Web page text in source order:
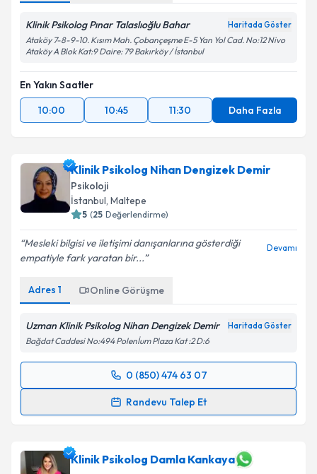
Klinik Psikolog Pınar Talaslıoğlu Bahar Haritada Göster
Ataköy 7-8-9-10. Kısım Mah. Çobançeşme E-5 Yan Yol Cad. No:12 Nivo
Ataköy A Blok Kat:9 Daire: 79 Bakırköy / İstanbul
En Yakın Saatler
10:00
10:45 11:30 Daha Fazla
Klinik Psikolog Nihan Dengizek Demir
Psikoloji
İstanbul, Maltepe
5 (25 Değerlendirme)
Mesleki bilgisi ve iletişimi danışanlarına gösterdiği
empatiyle fark yaratan bir...
Devamı
Adres 1 Online Görüşme
Uzman Klinik Psikolog Nihan Dengizek Demir Haritada Göster
Bağdat Caddesi No:494 Polenİum Plaza Kat :2 D:6
0 (850) 474 63 07
Randevu Talep Et
Randevu Takvimi Talebi
randevu almanız için bir takvim hazırlandığında e-
posta ile bilgilendireceğiz.
Klinik Psikolog Damla Kankaya